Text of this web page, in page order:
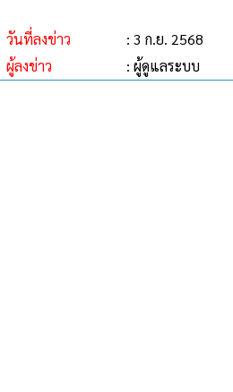
วันที่ลงข่าว
: 3 ก.ย. 2568
ผู้ลงข่าว
: ผู้ดูแลระบบ